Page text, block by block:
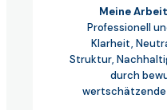
Meine
Professionell
Klarheit,
Struktur,
durch